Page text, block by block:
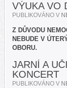
VÝUKA VO
PUBLIKOVÁNO V
Z DŮVODU
NEBUDE V
OBORU.
JARNÍ A
KONCERT
PUBLIKOVÁNO V